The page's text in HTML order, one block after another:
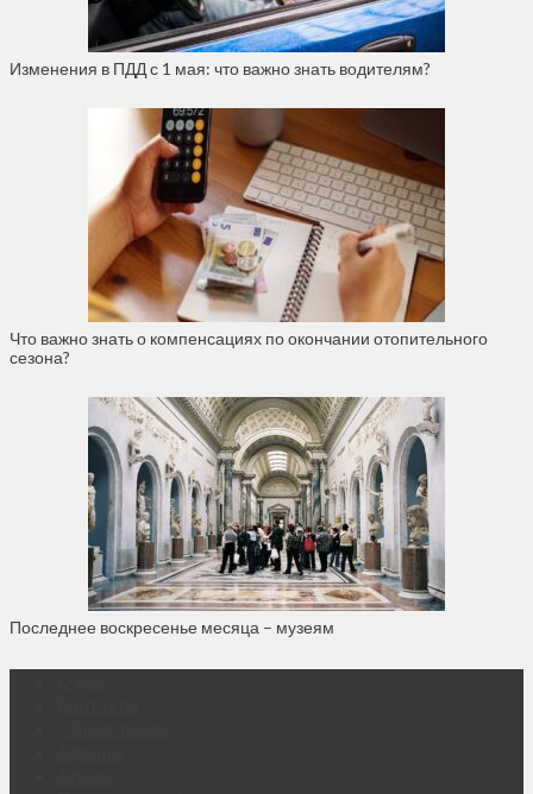
Изменения в ПДД с 1 мая: что важно знать водителям?
Что важно знать о компенсациях по окончании отопительного
сезона?
Последнее воскресенье месяца – музеям